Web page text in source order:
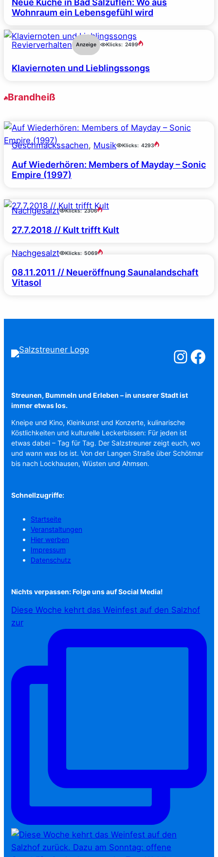
Neue Küche in Bad Salzuflen: Wo aus
Wohnraum ein Lebensgefühl wird
Revierverhalten Anzeige Klicks: 2499
Klaviernoten und Lieblingssongs
Brandheiß
Geschmackssachen, Musik Klicks: 4293
Auf Wiederhören: Members of Mayday – Sonic
Empire (1997)
Nachgesalzt Klicks: 2306
27.7.2018 // Kult trifft Kult
Nachgesalzt Klicks: 5069
08.11.2011 // Neueröffnung Saunalandschaft
Vitasol
Salzstreuner
Streunen, Bummeln und Erleben – in unserer Stadt ist
immer etwas los.
Kneipe und Kino, Kleinkunst und Konzerte, kulinarische
Köstlichkeiten und kulturelle Leckerbissen: Für jeden ist
etwas dabei – Tag für Tag. Der Salzstreuner zeigt euch, wo
und wann was los ist. Von der Langen Straße über Schötmar
bis nach Lockhausen, Wüsten und Ahmsen.
Schnellzugriffe:
Startseite
Veranstaltungen
Hier werben
Impressum
Datenschutz
Nichts verpassen: Folge uns auf Social Media!
Diese Woche kehrt das Weinfest auf den Salzhof
zur